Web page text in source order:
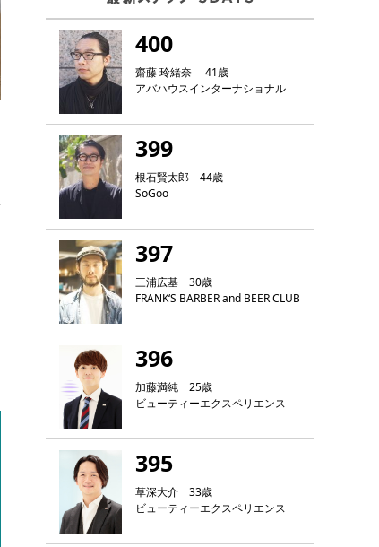
400
齋藤 玲緒奈 41歳
アバハウスインターナショナル
399
根石賢太郎 44歳
SoGoo
397
三浦広基 30歳
FRANK‘S BARBER and BEER CLUB
396
加藤満純 25歳
ビューティーエクスペリエンス
395
草深大介 33歳
ビューティーエクスペリエンス